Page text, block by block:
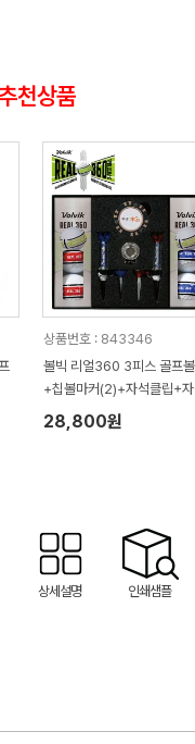
천상품
상품번호 : 843346
볼빅 리얼360 3피스 골프
+칩볼마커(2)+자석클립+
티(2) 세트
28,800원
상세설명 인쇄샘플